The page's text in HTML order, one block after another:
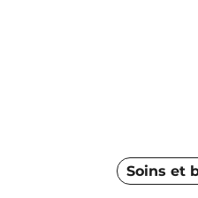
Soins et